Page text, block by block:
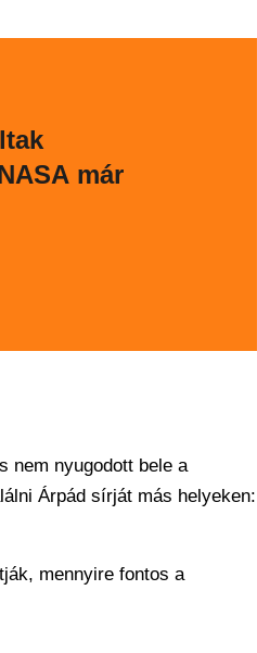
már
nem nyugodott bele a
Árpád sírját más helyeken:
mennyire fontos a